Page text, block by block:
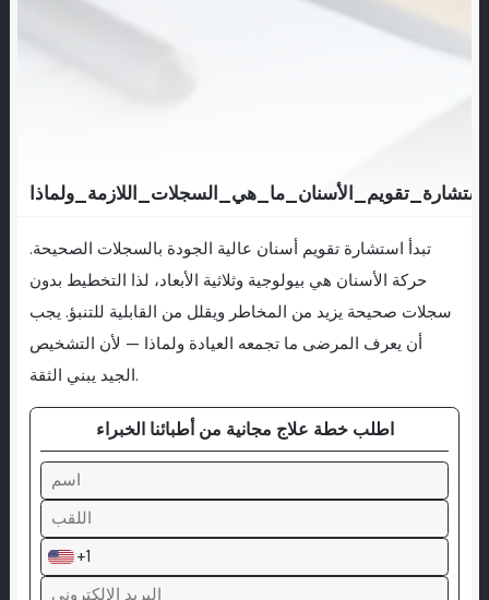
تبدأ استشارة تقويم أسنان عالية الجودة بالسجلات الصحيحة.
حركة الأسنان هي بيولوجية وثلاثية الأبعاد، لذا التخطيط بدون
سجلات صحيحة يزيد من المخاطر ويقلل من القابلية للتنبؤ. يجب
أن يعرف المرضى ما تجمعه العيادة ولماذا — لأن التشخيص
الجيد يبني الثقة.
اطلب خطة علاج مجانية من أطبائنا الخبراء
+1